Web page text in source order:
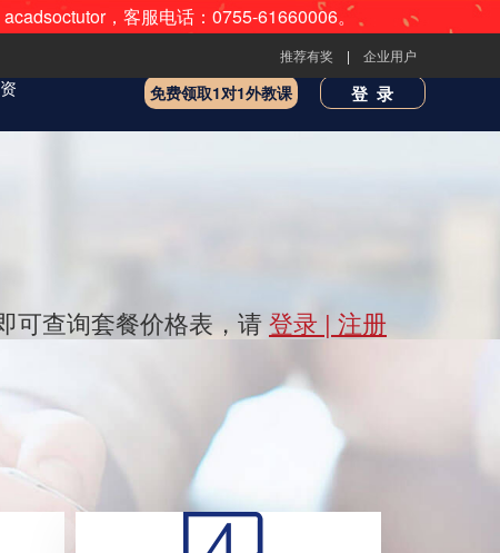
，客服电话：0755-61660006。
推荐有奖 | 企业用户
免费领取1对1外教课 登录
可查询套餐价格表，请登录 | 注册